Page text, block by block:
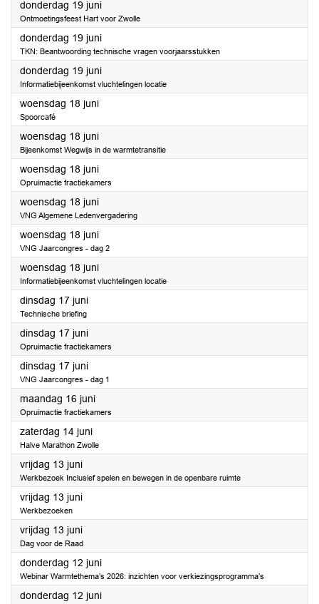
donderdag 19 juni2025
Ontmoetingsfeest Hart voor Zwolle
donderdag 19 juni2025
TKN: Beantwoording technische vragen voorjaarsstukken
donderdag 19 juni2025
Informatiebijeenkomst vluchtelingen locatie
woensdag 18 juni2025
Spoorcafé
woensdag 18 juni2025
Bijeenkomst Wegwijs in de warmtetransitie
woensdag 18 juni2025
Opruimactie fractiekamers
woensdag 18 juni2025
VNG Algemene Ledenvergadering
woensdag 18 juni2025
VNG Jaarcongres - dag 2
woensdag 18 juni2025
Informatiebijeenkomst vluchtelingen locatie
dinsdag 17 juni2025
Technische briefing
dinsdag 17 juni2025
Opruimactie fractiekamers
dinsdag 17 juni2025
VNG Jaarcongres - dag 1
maandag 16 juni2025
Opruimactie fractiekamers
zaterdag 14 juni2025
Halve Marathon Zwolle
vrijdag 13 juni2025
Werkbezoek Inclusief spelen en bewegen in de openbare ruimte
vrijdag 13 juni2025
Werkbezoeken
vrijdag 13 juni2025
Dag voor de Raad
donderdag 12 juni2025
Webinar Warmtethema’s 2026: inzichten voor verkiezingsprogramma’s
donderdag 12 juni2025